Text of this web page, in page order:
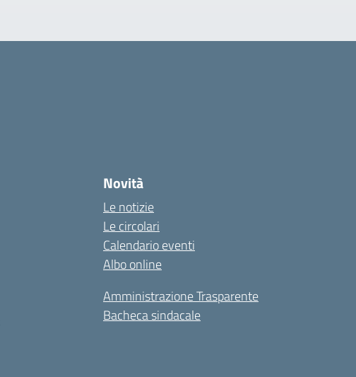
Novità
Le notizie
Le circolari
Calendario eventi
Albo online
Amministrazione Trasparente
Bacheca sindacale